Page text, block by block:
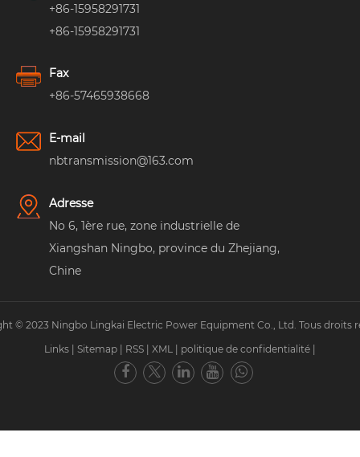
+86-15958291731
+86-15958291731
Fax
+86-57465938668
E-mail
nbtransmission@163.com
Adresse
No 6, 1ère rue, zone industrielle de
Xiangshan Ningbo, province du Zhejiang,
Chine
© 2023 Ningbo Lingkai Electric Power Equipment Co., Ltd. Tous droits
Links
Sitemap RSS XML politique de confidentialité